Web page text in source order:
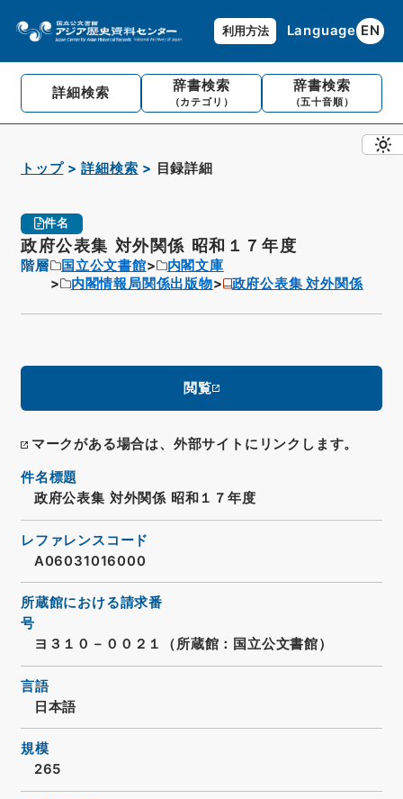
利用方法 Language EN
詳細検索 辞書検索
（カテゴリ）
辞書検索
（五十音順）
トップ 詳細検索 目録詳細
件名
政府公表集 対外関係 昭和１７年度
階層 国立公文書館
内閣文庫
内閣情報局関係出版物
政府公表集 対外関係
閲覧
マークがある場合は、外部サイトにリンクします。
件名標題
政府公表集 対外関係 昭和１７年度
レファレンスコード
A06031016000
所蔵館における請求番
号
ヨ３１０－００２１（所蔵館：国立公文書館）
言語
日本語
規模
265